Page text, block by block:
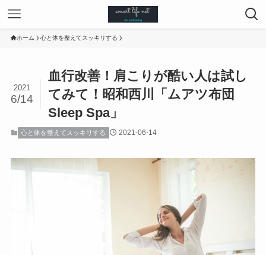
ホーム 心と体を整えてスッキリする
血行改善！肩こりが酷い人は試し
てみて！昭和西川「ムアツ布団
Sleep Spa」
2021
6/14
心と体を整えてスッキリする 2021-06-14